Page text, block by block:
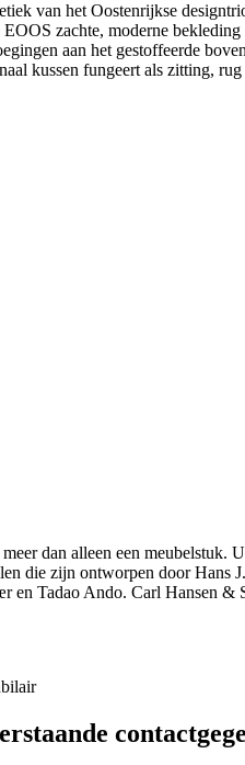
van het Oostenrijkse
zachte, moderne
aan het gestoffeerde
kussen fungeert als zitting,
dan alleen een meubelstuk.
die zijn ontworpen door Hans
Tadao Ando. Carl Hansen &